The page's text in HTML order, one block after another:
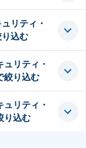
リティ・
込む
リティ・
絞り込む
リティ・
り込む